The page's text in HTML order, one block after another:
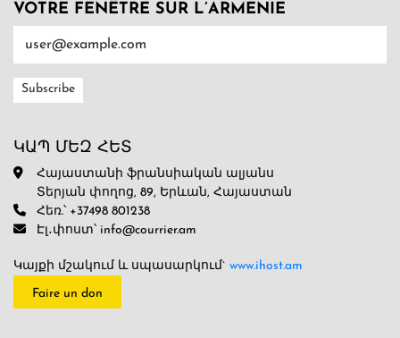
VOTRE FENÊTRE SUR L’ARMENIE
ԿԱՊ ՄԵԶ ՀԵՏ
Հայաստանի ֆրանսիական ալյանս
Տերյան փողոց, 89, Երևան, Հայաստան
Հեռ.՝ +37498 801238
Էլ․փոստ՝ info@courrier.am
Կայքի մշակում և սպասարկում` www.ihost.am
Faire un don